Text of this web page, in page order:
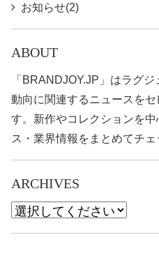
お知らせ(2)
ABOUT
「BRANDJOY.JP」はラグ
動向に関連するニュースを
す。新作やコレクションを
ス・業界情報をまとめてチェ
ARCHIVES